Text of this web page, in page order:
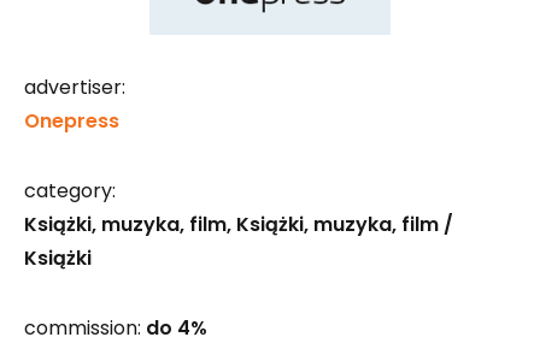
advertiser:
Onepress
category:
Książki, muzyka, film Książki, muzyka, film /
Książki
commission: do 4%